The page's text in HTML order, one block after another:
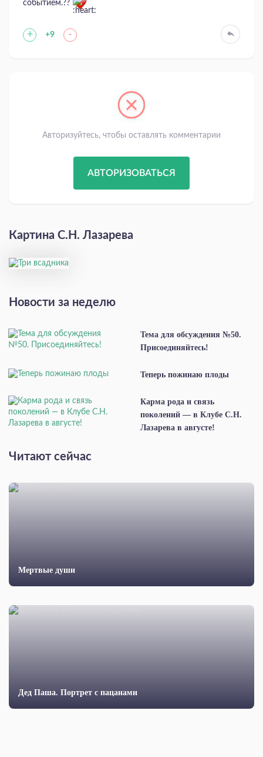
событием.??
+ +9 -
Авторизуйтесь, чтобы оставлять комментарии
АВТОРИЗОВАТЬСЯ
Картина С.Н. Лазарева
Новости за неделю
Тема для обсуждения №50.
Присоединяйтесь!
Теперь пожинаю плоды
Карма рода и связь
поколений — в Клубе С.Н.
Лазарева в августе!
Читают сейчас
Мертвые души
Дед Паша. Портрет с пацанами